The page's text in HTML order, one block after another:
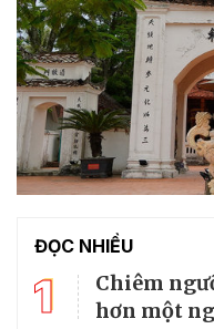
ĐỌC NHIỀU
1
Chiêm
hơn một